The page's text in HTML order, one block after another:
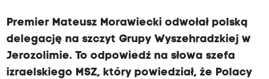
Premier Mateusz Morawiecki odwołał polską
delegację na szczyt Grupy Wyszehradzkiej w
Jerozolimie. To odpowiedź na słowa szefa
izraelskiego MSZ, który powiedział, że Polacy